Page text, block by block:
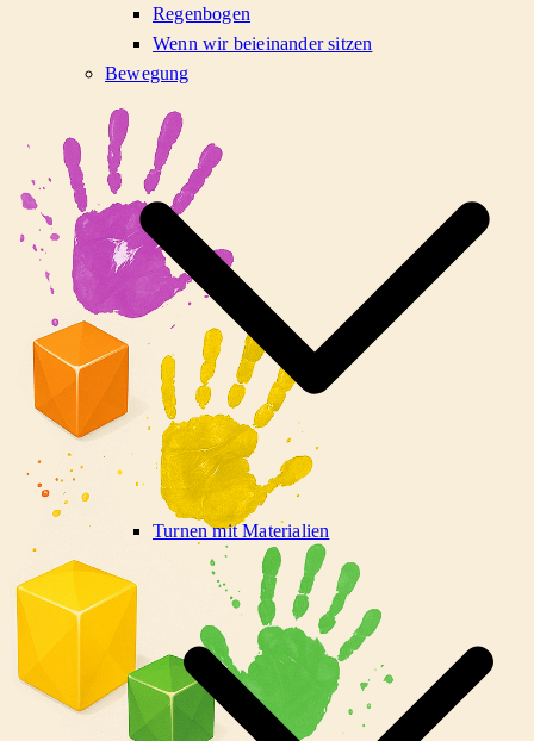
Regenbogen
Wenn wir beieinander sitzen
Bewegung
Turnen mit Materialien